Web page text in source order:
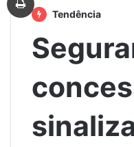
Tendência